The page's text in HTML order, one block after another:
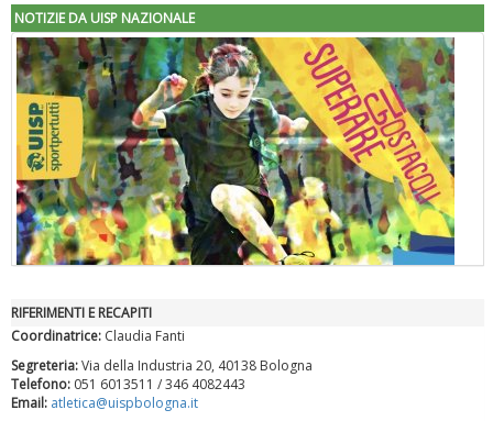
NOTIZIE DA UISP NAZIONALE
"Superare gli ostacoli": la relazione di Tiziano Pesce al CN Uisp
RIFERIMENTI E RECAPITI
Coordinatrice: Claudia Fanti
Segreteria:Via della Industria 20, 40138 Bologna
Telefono: 051 6013511 / 346 4082443
Email: atletica@uispbologna.it